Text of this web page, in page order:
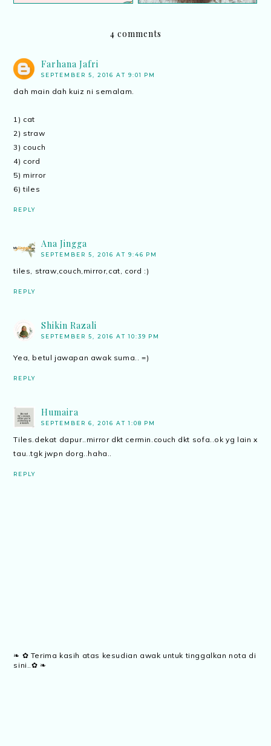
4 comments
Farhana Jafri
SEPTEMBER 5, 2016 AT 9:01 PM
dah main dah kuiz ni semalam.
1) cat
2) straw
3) couch
4) cord
5) mirror
6) tiles
REPLY
Ana Jingga
SEPTEMBER 5, 2016 AT 9:46 PM
tiles, straw,couch,mirror,cat, cord :)
REPLY
Shikin Razali
SEPTEMBER 5, 2016 AT 10:39 PM
Yea, betul jawapan awak suma.. =)
REPLY
Humaira
SEPTEMBER 6, 2016 AT 1:08 PM
Tiles.dekat dapur..mirror dkt cermin.couch dkt sofa..ok yg lain x
tau..tgk jwpn dorg..haha..
REPLY
❧ ✿ Terima kasih atas kesudian awak untuk tinggalkan nota di
sini..✿ ❧